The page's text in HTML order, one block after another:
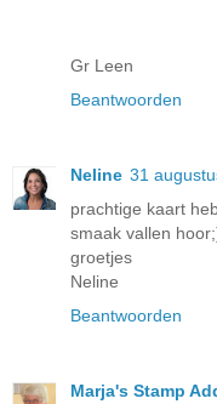
Gr Leen
Beantwoorden
Neline 31
prachtige kaart
smaak vallen
groetjes
Neline
Beantwoorden
Marja's Stamp